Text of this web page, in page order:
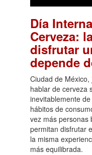
Día
Cerveza:
disfrutar
depende
Ciudad de
hablar de cerveza
inevitablemente
hábitos de
vez más personas
permitan disfrutar
la misma
más equilibrada.